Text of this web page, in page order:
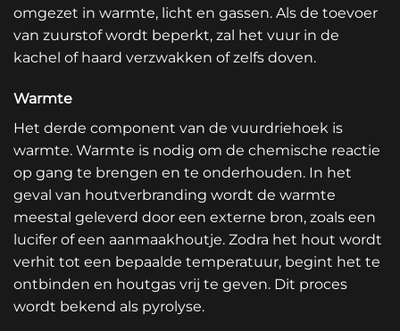
omgezet in warmte, licht en gassen. Als de toevoer
van zuurstof wordt beperkt, zal het vuur in de
kachel of haard verzwakken of zelfs doven.
Warmte
Het derde component van de vuurdriehoek is
warmte. Warmte is nodig om de chemische reactie
op gang te brengen en te onderhouden. In het
geval van houtverbranding wordt de warmte
meestal geleverd door een externe bron, zoals een
lucifer of een aanmaakhoutje. Zodra het hout wordt
verhit tot een bepaalde temperatuur, begint het te
ontbinden en houtgas vrij te geven. Dit proces
wordt bekend als pyrolyse.